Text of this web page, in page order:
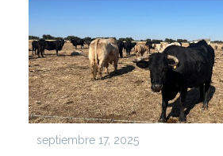
septiembre 17, 2025